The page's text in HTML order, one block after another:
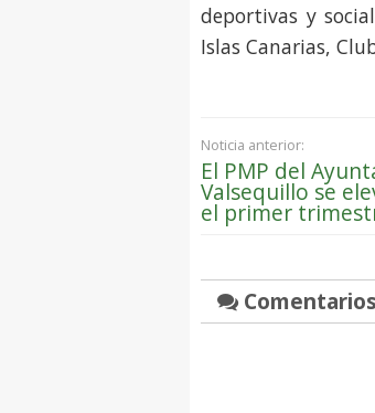
deportivas y
Islas Canarias,
Noticia anterior:
El PMP del
Valsequillo se
el primer
Comentarios